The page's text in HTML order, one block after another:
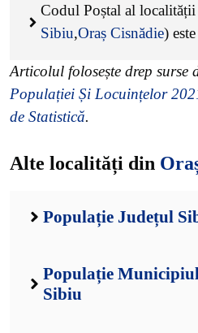
Codul Poștal al localității
Sibiu,Oraș Cisnădie) este
Articolul folosește drep surse
Populației Și Locuințelor
de Statistică.
Alte localități din
Populație Județul
Populație
Sibiu